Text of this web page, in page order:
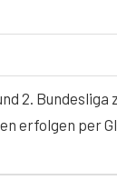
2. Bundesliga
erfolgen per